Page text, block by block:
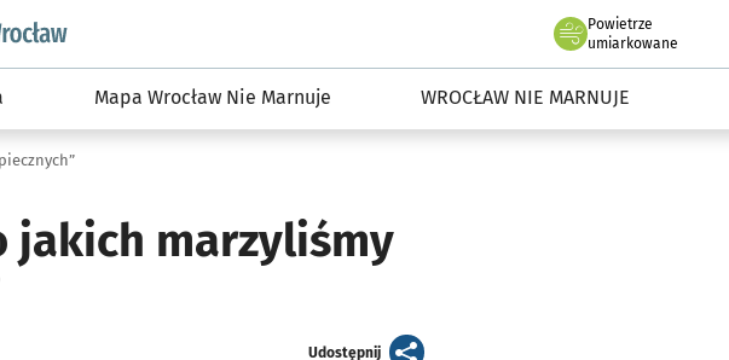
podserwis: Środowisko we Wrocławiu
Powietrze
we Wrocławiu
umiarkowane
Mapa Wrocław Nie Marnuje WROCŁAW NIE MARNUJE
jakich marzyliśmy
Udostępnijartykuł